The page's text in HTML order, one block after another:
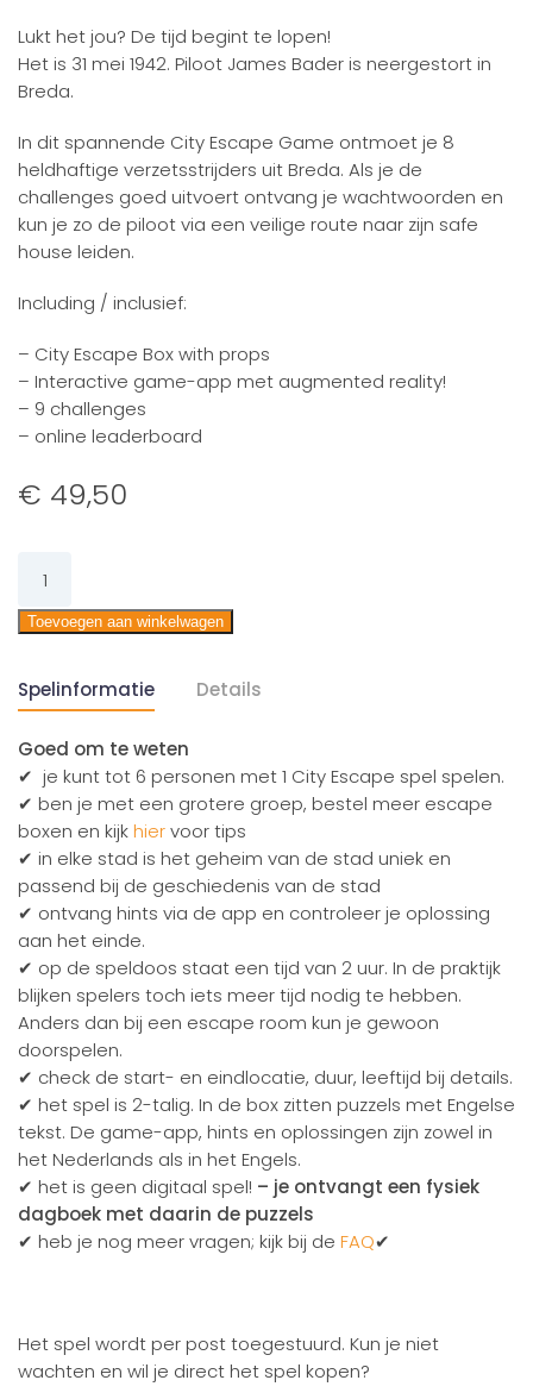
Lukt het jou? De tijd begint te lopen!
Het is 31 mei 1942. Piloot James Bader is neergestort in
Breda.
In dit spannende City Escape Game ontmoet je 8
heldhaftige verzetsstrijders uit Breda. Als je de
challenges goed uitvoert ontvang je wachtwoorden en
kun je zo de piloot via een veilige route naar zijn safe
house leiden.
Including / inclusief:
– City Escape Box with props
– Interactive game-app met augmented reality!
– 9 challenges
– online leaderboard
€ 49,50
Breda
aantal
Toevoegen aan winkelwagen
Spelinformatie Details
Goed om te weten
✔ je kunt tot 6 personen met 1 City Escape spel spelen.
✔ ben je met een grotere groep, bestel meer escape
boxen en kijkhiervoor tips
✔ in elke stad is het geheim van de stad uniek en
passend bij de geschiedenis van de stad
✔ ontvang hints via de app en controleer je oplossing
aan het einde.
✔ op de speldoos staat een tijd van 2 uur. In de praktijk
blijken spelers toch iets meer tijd nodig te hebben.
Anders dan bij een escape room kun je gewoon
doorspelen.
✔ check de start- en eindlocatie, duur, leeftijd bij details.
✔ het spel is 2-talig. In de box zitten puzzels met Engelse
tekst. De game-app, hints en oplossingen zijn zowel in
het Nederlands als in het Engels.
✔ het is geen digitaal spel! – je ontvangt een fysiek
dagboek met daarin de puzzels
✔ heb je nog meer vragen; kijk bij de FAQ✔
Het spel wordt per post toegestuurd. Kun je niet
wachten en wil je direct het spel kopen?